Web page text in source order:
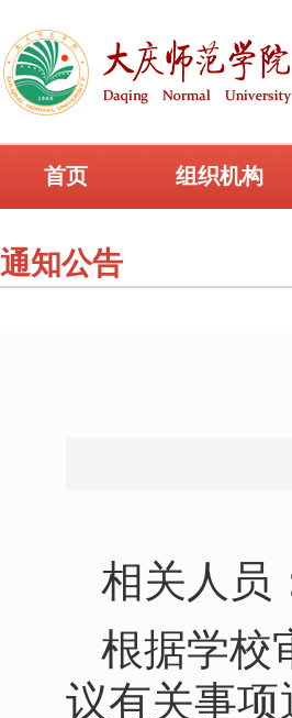
首页 组织机构
通知公告
相关人员
根据学校
议有关事